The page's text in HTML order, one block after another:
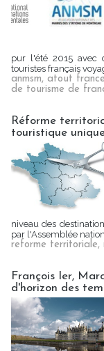
pur l'été 2015 avec
touristes français
anmsm, atout france
de tourisme de
Réforme
touristique
niveau des
par l'Assemblée
reforme territoriale,
François Ier,
d'horizon des